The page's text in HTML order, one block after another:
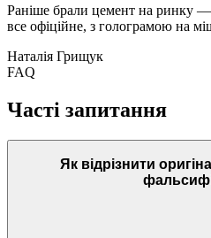
Раніше брали цемент на ринку —
все офіційне, з голограмою на
Наталія Грищук
FAQ
Часті запитання
Як відрізнити